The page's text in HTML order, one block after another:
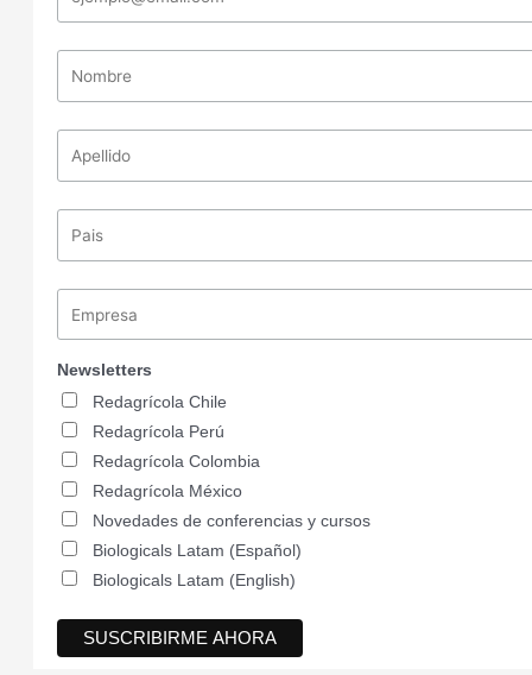
Newsletters
Redagrícola Chile
Redagrícola Perú
Redagrícola Colombia
Redagrícola México
Novedades de conferencias y cursos
Biologicals Latam (Español)
Biologicals Latam (English)